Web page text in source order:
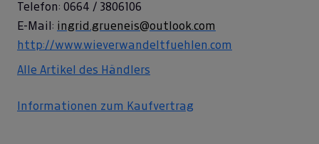
Telefon: 0664 / 3806106
E-Mail: ingrid.grueneis@outlook.com
http://www.wieverwandeltfuehlen.com
Alle Artikel des Händlers
Informationen zum Kaufvertrag